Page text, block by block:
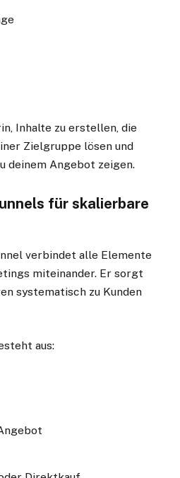
Inhalte zu erstellen, die
Zielgruppe lösen und
deinem Angebot zeigen.
für skalierbare
verbindet alle Elemente
miteinander. Er sorgt
systematisch zu Kunden
aus: